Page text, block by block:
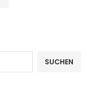
SUCHEN